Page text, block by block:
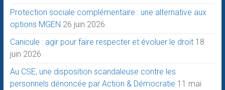
Protection sociale complémentaire : une alternative aux
options MGEN 26 juin 2026
Canicule : agir pour faire respecter et évoluer le droit 18
juin 2026
Au CSE, une disposition scandaleuse contre les
personnels dénoncée par Action & Démocratie 11 mai